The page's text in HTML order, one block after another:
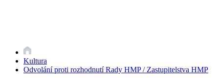
Kultura
Odvolání proti rozhodnutí Rady HMP / Zastupitelstva HMP